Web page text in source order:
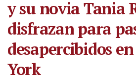
y su novia Tania
disfrazan para
desapercibidos
York